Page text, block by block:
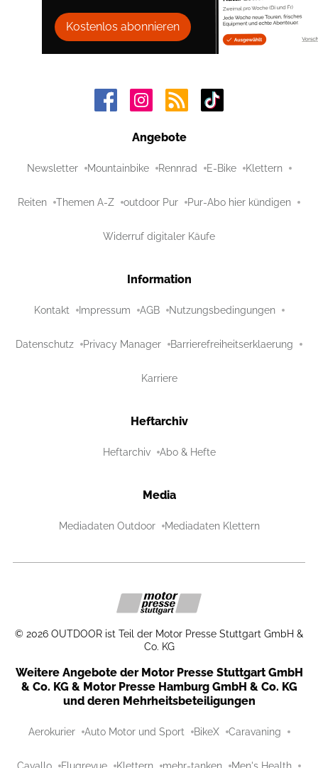
Kostenlos abonnieren
Angebote
Newsletter Mountainbike Rennrad E-Bike Klettern
Reiten Themen A-Z outdoor Pur Pur-Abo hier kündigen
Widerruf digitaler Käufe
Information
Kontakt Impressum AGB Nutzungsbedingungen
Datenschutz Privacy Manager Barrierefreiheitserklaerung
Karriere
Heftarchiv
Heftarchiv Abo & Hefte
Media
Mediadaten Outdoor Mediadaten Klettern
© 2026 OUTDOOR ist Teil der Motor Presse Stuttgart GmbH &
Co. KG
Weitere Angebote der Motor Presse Stuttgart GmbH
& Co. KG & Motor Presse Hamburg GmbH & Co. KG
und deren Mehrheitsbeteiligungen
Aerokurier Auto Motor und Sport BikeX Caravaning
Cavallo Flugrevue Klettern mehr-tanken Men's Health